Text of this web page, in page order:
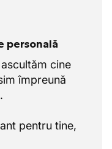
personală
cine
împreună
pentru tine,